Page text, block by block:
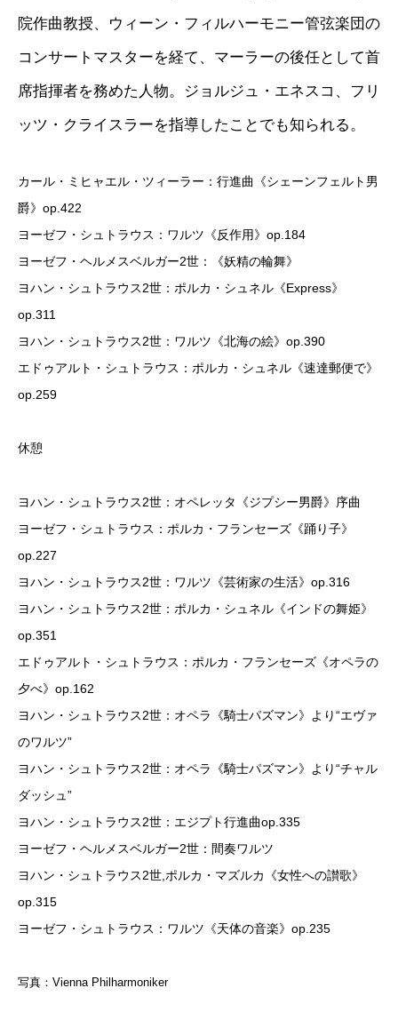
院作曲教授、ウィーン・フィルハーモニー管弦楽団の
コンサートマスターを経て、マーラーの後任として首
席指揮者を務めた人物。ジョルジュ・エネスコ、フリ
ッツ・クライスラーを指導したことでも知られる。
カール・ミヒャエル・ツィーラー：行進曲《シェーンフェルト男
爵》op.422
ヨーゼフ・シュトラウス：ワルツ《反作用》op.184
ヨーゼフ・ヘルメスベルガー2世：《妖精の輪舞》
ヨハン・シュトラウス2世：ポルカ・シュネル《Express》
op.311
ヨハン・シュトラウス2世：ワルツ《北海の絵》op.390
エドゥアルト・シュトラウス：ポルカ・シュネル《速達郵便で》
op.259
休憩
ヨハン・シュトラウス2世：オペレッタ《ジプシー男爵》序曲
ヨーゼフ・シュトラウス：ポルカ・フランセーズ《踊り子》
op.227
ヨハン・シュトラウス2世：ワルツ《芸術家の生活》op.316
ヨハン・シュトラウス2世：ポルカ・シュネル《インドの舞姫》
op.351
エドゥアルト・シュトラウス：ポルカ・フランセーズ《オペラの
夕べ》op.162
ヨハン・シュトラウス2世：オペラ《騎士パズマン》より“エヴァ
のワルツ”
ヨハン・シュトラウス2世：オペラ《騎士パズマン》より“チャル
ダッシュ”
ヨハン・シュトラウス2世：エジプト行進曲op.335
ヨーゼフ・ヘルメスベルガー2世：間奏ワルツ
ヨハン・シュトラウス2世,ポルカ・マズルカ《女性への讃歌》
op.315
ヨーゼフ・シュトラウス：ワルツ《天体の音楽》op.235
写真：Vienna Philharmoniker